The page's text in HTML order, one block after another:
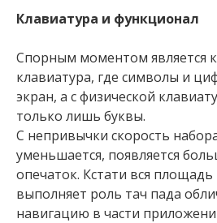
Клавиатура и функционал
Спорным моментом является
клавиатура, где символы и
экран, а с физической
только лишь буквы.
С непривычки скорость
уменьшается, появляется
опечаток. Кстати вся
выполняет роль тач пада
навигацию в части